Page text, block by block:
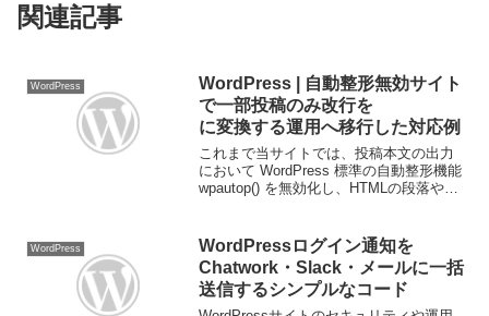
関連記事
WordPress
WordPress | 自動整形無効サイト
で一部投稿のみ改行を
に変換する運用へ移行した対応例
これまで当サイトでは、投稿本文の出力
において WordPress 標準の自動整形機能
wpautop() を無効化し、HTMLの段落や改
remove_fil...
WordPress
WordPressログイン通知を
Chatwork・Slack・メールに一括
送信するシンプルなコード